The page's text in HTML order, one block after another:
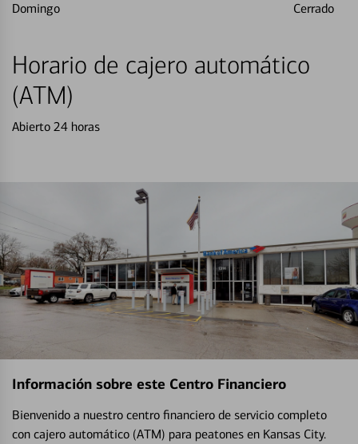
Domingo
Cerrado
Horario de cajero automático
(ATM)
Abierto 24 horas
Información sobre este Centro Financiero
Bienvenido a nuestro centro financiero de servicio completo
con cajero automático (ATM) para peatones en Kansas City.